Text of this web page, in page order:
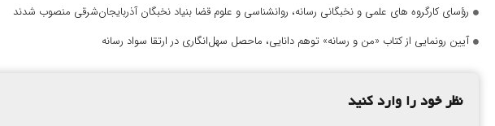
رؤسای کارگروه های علمی و نخبگانی رسانه، روانشناسی و علوم قضا بنیاد نخبگان آذربایجان‌شرقی منصوب شدند
آیین رونمایی از کتاب «من و رسانه» توهم دانایی، ماحصل سهل‌انگاری در ارتقا سواد رسانه
نظر خود را وارد کنید